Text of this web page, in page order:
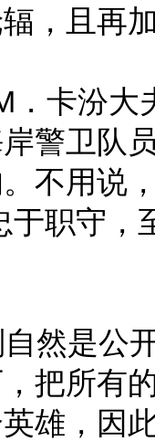
，且再
卡汾大
警卫队
不用说
于职守，
然是公
把所有
雄，因